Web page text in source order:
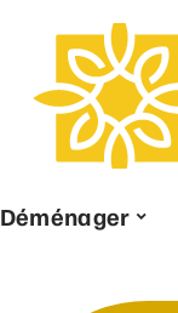
Déménager